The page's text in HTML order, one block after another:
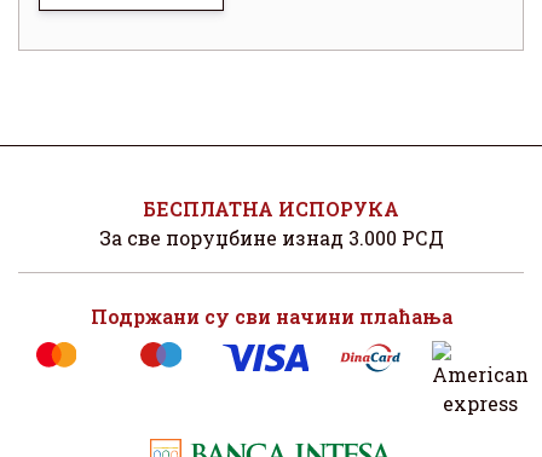
БЕСПЛАТНА ИСПОРУКА
За све поруџбине изнад 3.000 РСД
Подржани су сви начини плаћања